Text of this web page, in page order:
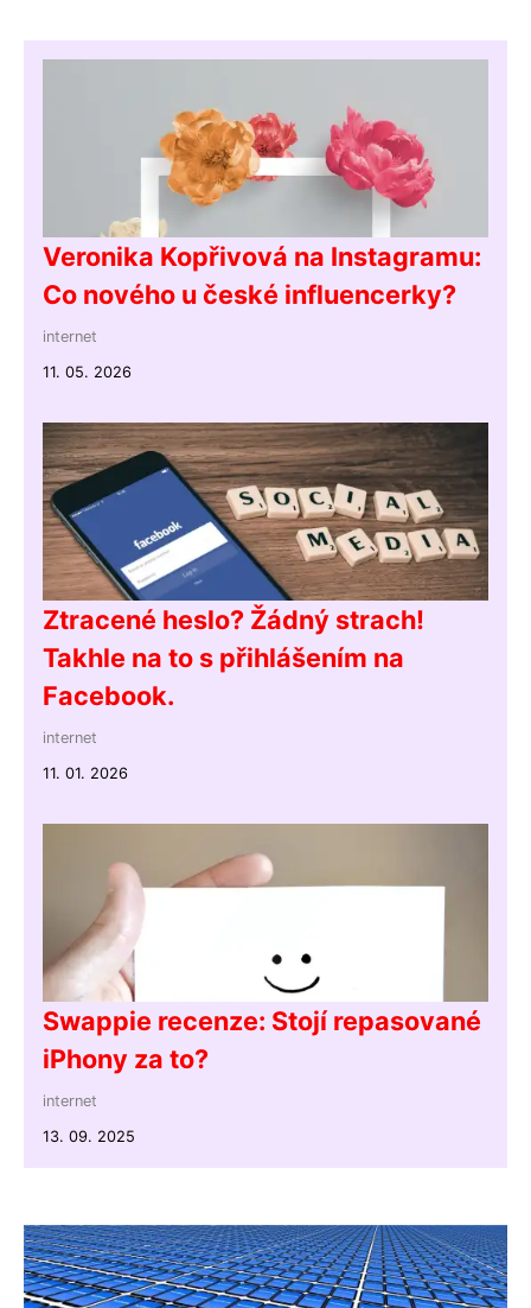
Veronika Kopřivová na Instagramu:
Co nového u české influencerky?
internet
11. 05. 2026
Ztracené heslo? Žádný strach!
Takhle na to s přihlášením na
Facebook.
internet
11. 01. 2026
Swappie recenze: Stojí repasované
iPhony za to?
internet
13. 09. 2025